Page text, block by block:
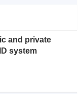
and private
system